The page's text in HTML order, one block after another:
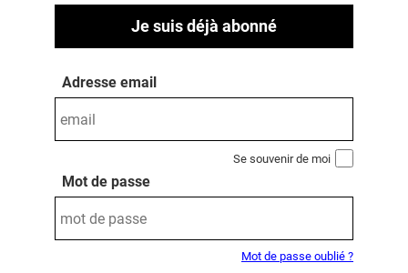
Je suis déjà abonné
Adresse email
Se souvenir de moi
Mot de passe
Mot de passe oublié ?